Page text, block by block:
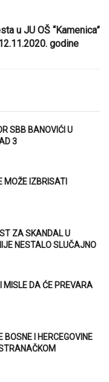
u JU OŠ “Kamenica”
godine
SBB BANOVIĆI U
3
MOŽE IZBRISATI
ZA SKANDAL U
NESTALO SLUČAJNO
MISLE DA ĆE PREVARA
I HERCEGOVINE